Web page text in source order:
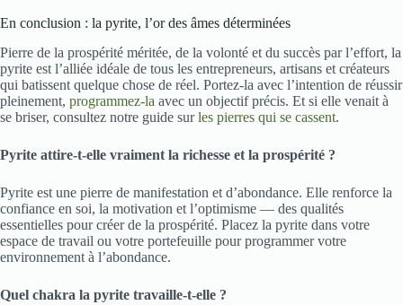
En conclusion : la pyrite, l’or des âmes déterminées
Pierre de la prospérité méritée, de la volonté et du succès par l’effort, la
pyrite est l’alliée idéale de tous les entrepreneurs, artisans et créateurs
qui batissent quelque chose de réel. Portez-la avec l’intention de réussir
pleinement, programmez-la avec un objectif précis. Et si elle venait à
se briser, consultez notre guide surles pierres qui se cassent.
Pyrite attire-t-elle vraiment la richesse et la prospérité ?
Pyrite est une pierre de manifestation et d’abondance. Elle renforce la
confiance en soi, la motivation et l’optimisme — des qualités
essentielles pour créer de la prospérité. Placez la pyrite dans votre
espace de travail ou votre portefeuille pour programmer votre
environnement à l’abondance.
Quel chakra la pyrite travaille-t-elle ?